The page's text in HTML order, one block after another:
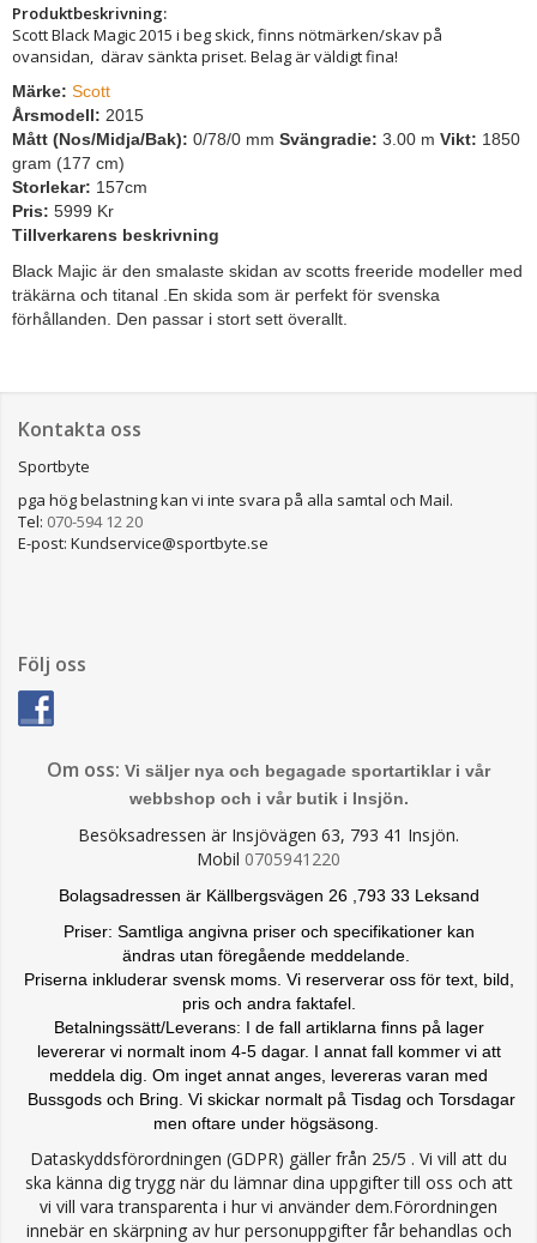
Produktbeskrivning:
Scott Black Magic 2015 i beg skick, finns nötmärken/skav på
ovansidan, därav sänkta priset. Belag är väldigt fina!
Märke: Scott
Årsmodell: 2015
Mått (Nos/Midja/Bak): 0/78/0 mm Svängradie: 3.00 m Vikt: 1850
gram (177 cm)
Storlekar: 157cm
Pris: 5999 Kr
Tillverkarens beskrivning
Black Majic är den smalaste skidan av scotts freeride modeller med
träkärna och titanal .En skida som är perfekt för svenska
förhållanden. Den passar i stort sett överallt.
Kontakta oss
Sportbyte
pga hög belastning kan vi inte svara på alla samtal och Mail.
Tel: 070-594 12 20
E-post: Kundservice@sportbyte.se
Följ oss
Om oss: Vi säljer nya och begagade sportartiklar i vår
webbshop och i vår butik i Insjön.
Besöksadressen är Insjövägen 63, 793 41 Insjön.
Mobil 0705941220
Bolagsadressen är Källbergsvägen 26 ,793 33 Leksand
Priser: Samtliga angivna priser och specifikationer kan
ändras utan föregående meddelande.
Priserna inkluderar svensk moms. Vi reserverar oss för text, bild,
pris och andra faktafel.
Betalningssätt/Leverans: I de fall artiklarna finns på lager
levererar vi normalt inom 4-5 dagar. I annat fall kommer vi att
meddela dig. Om inget annat anges, levereras varan med
Bussgods och Bring. Vi skickar normalt på Tisdag och Torsdagar
men oftare under högsäsong.
Dataskyddsförordningen (GDPR) gäller från 25/5 . Vi vill att du
ska känna dig trygg när du lämnar dina uppgifter till oss och att
vi vill vara transparenta i hur vi använder dem.Förordningen
innebär en skärpning av hur personuppgifter får behandlas och